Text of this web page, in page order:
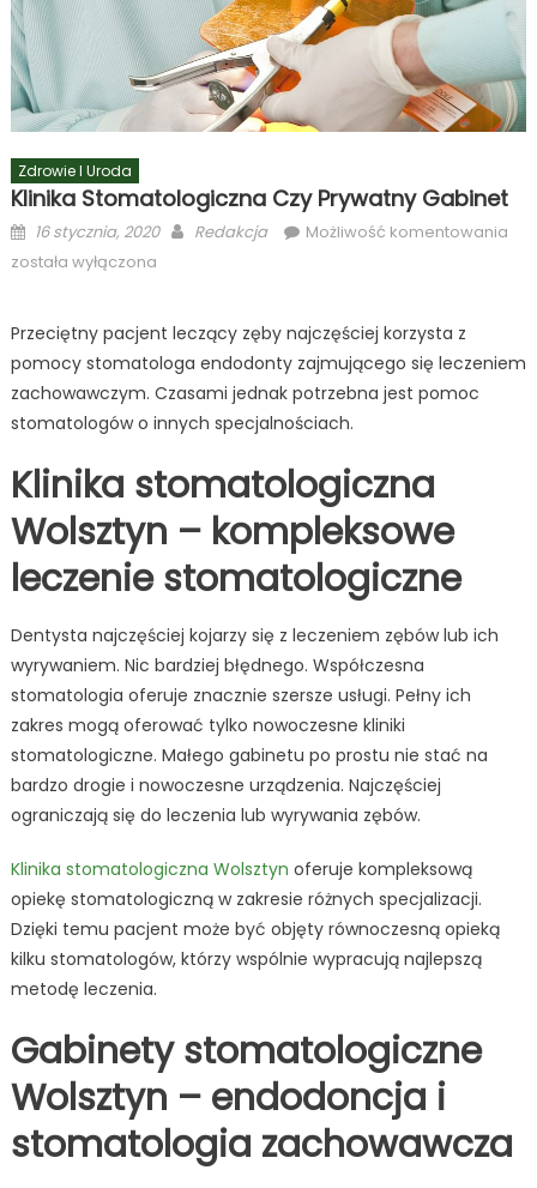
Zdrowie I Uroda
Klinika Stomatologiczna Czy Prywatny Gabinet
Posted
on
16 stycznia, 2020 Author
Redakcja Możliwość komentowania
została wyłączona
Przeciętny pacjent leczący zęby najczęściej korzysta z
pomocy stomatologa endodonty zajmującego się leczeniem
zachowawczym. Czasami jednak potrzebna jest pomoc
stomatologów o innych specjalnościach.
Klinika stomatologiczna
Wolsztyn – kompleksowe
leczenie stomatologiczne
Dentysta najczęściej kojarzy się z leczeniem zębów lub ich
wyrywaniem. Nic bardziej błędnego. Współczesna
stomatologia oferuje znacznie szersze usługi. Pełny ich
zakres mogą oferować tylko nowoczesne kliniki
stomatologiczne. Małego gabinetu po prostu nie stać na
bardzo drogie i nowoczesne urządzenia. Najczęściej
ograniczają się do leczenia lub wyrywania zębów.
Klinika stomatologiczna Wolsztyn oferuje kompleksową
opiekę stomatologiczną w zakresie różnych specjalizacji.
Dzięki temu pacjent może być objęty równoczesną opieką
kilku stomatologów, którzy wspólnie wypracują najlepszą
metodę leczenia.
Gabinety stomatologiczne
Wolsztyn – endodoncja i
stomatologia zachowawcza